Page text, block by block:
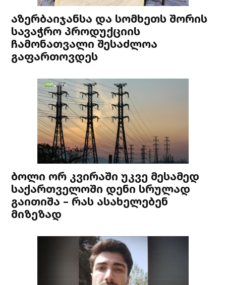
აზერბაიჯანსა და სომხეთს შორის
სავაჭრო პროდუქციის
ჩამონათვალი შესაძლოა
გაფართოვდეს
ბოლი ორ კვირაში უკვე მესამედ
საქართველოში დენი სრულად
გაითიშა – რას ასახელებენ
მიზეზად